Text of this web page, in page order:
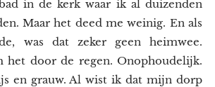
in de kerk waar ik al duizenden
Maar het deed me weinig. En als
was dat zeker geen heimwee.
het door de regen. Onophoudelijk.
en grauw. Al wist ik dat mijn dorp